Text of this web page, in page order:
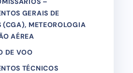
GERAIS DE
(CGA), METEOROLOGIA
AÉREA
DE VOO
TÉCNICOS